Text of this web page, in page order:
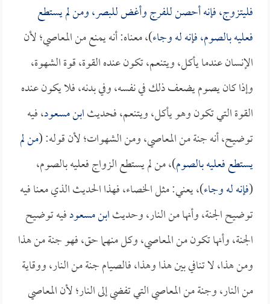
فليتزوج، فإنه أحصن للفرج وأغض للبصر، ومن لم يستطع
فعليه بالصوم، فإنه له وجاء)، معناه: أنه يمنع من المعاصي؛ لأن
الإنسان عندما يأكل، ويتنعم، تكون عنده القوة، قوة الشهوة،
وإذا كان يصوم يضعف ذلك في نفسه، وفي بدنه، فلا يكون عنده
القوة التي تكون وهو يأكل، ويتنعم، فحديثابن مسعود، فيه
توضيح، أنه جنة من المعاصي، ومن الشهوات؛ لأن قوله: (من لم
يستطع فعليه بالصوم)، من لم يستطع الزواج فعليه بالصوم،
(فإنه له وجاء)، يعني: مثل الخصاء، فهذا الحديث الذي معنا فيه
توضيح الجنة، وأنها من النار، وحديثابن مسعودفيه توضيح
الجنة، وأنها تكون من المعاصي، وكل منهما حق، فهو جنة من هذا
ومن هذا، لا تنافي بين هذا وهذا، فالصيام جنة من النار، ووقاية
من النار، وجنة من المعاصي التي تفضي إلى النار؛ لأن المعاصي